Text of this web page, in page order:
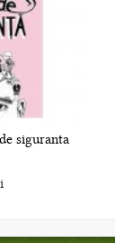
siguranta